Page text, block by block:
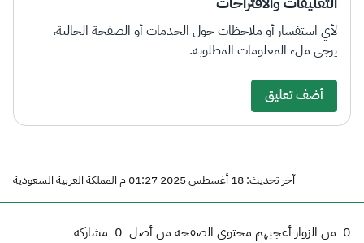
لأي استفسار أو ملاحظات حول الخدمات أو الصفحة الحالية،
يرجى ملء المعلومات المطلوبة.
أضف تعليق
آخر تحديث: 18 أغسطس 2025 01:27 م المملكة العربية السعودية
0 من الزوار أعجبهم محتوى الصفحة من أصل 0 مشاركة